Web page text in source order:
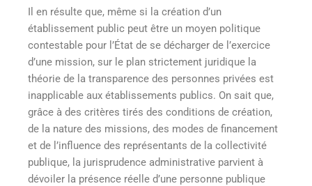
Il en résulte que, même si la création d’un
établissement public peut être un moyen politique
contestable pour l’État de se décharger de l’exercice
d’une mission, sur le plan strictement juridique la
théorie de la transparence des personnes privées est
inapplicable aux établissements publics. On sait que,
grâce à des critères tirés des conditions de création,
de la nature des missions, des modes de financement
et de l’influence des représentants de la collectivité
publique, la jurisprudence administrative parvient à
dévoiler la présence réelle d’une personne publique